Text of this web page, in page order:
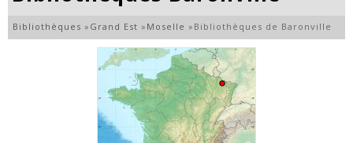
Bibliothèques » Grand Est » Moselle » Bibliothèques de Baronville